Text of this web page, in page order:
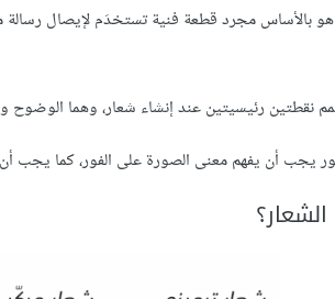
هو بالأساس مجرد قطعة فنية تستخدَم لإيصال رسالة
رئيسيتين عند إنشاء شعار، وهما الوضوح
يجب أن يفهم معنى الصورة على الفور، كما يجب أن